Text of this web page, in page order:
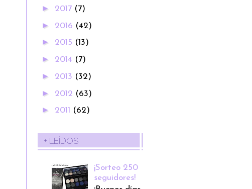
► 2017 (7)
► 2016 (42)
► 2015 (13)
► 2014 (7)
► 2013 (32)
► 2012 (63)
► 2011 (62)
+ LEÍDOS
¡Sorteo 250
seguidores!